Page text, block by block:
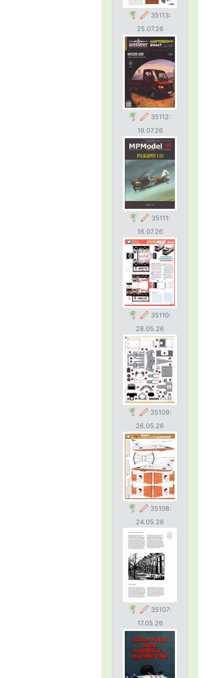
35113:
25.07.26
35112:
19.07.26
35111:
16.07.26
35110:
28.05.26
35109:
26.05.26
35108:
24.05.26
35107:
17.05.26